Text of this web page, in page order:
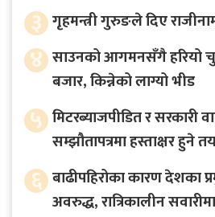
३ गृहमन्त्री गुरुङले दिए
४ साउनको आगमनसँगै हरियो
बजार, किन्नेको लाग्यो भीड
५ मिटरब्याजपीडित र सरकारी
सम्झौतापत्रमा हस्ताक्षर हुने
६ बाढीपहिरोका कारण देशका
अवरुद्ध, रात्रिकालीन